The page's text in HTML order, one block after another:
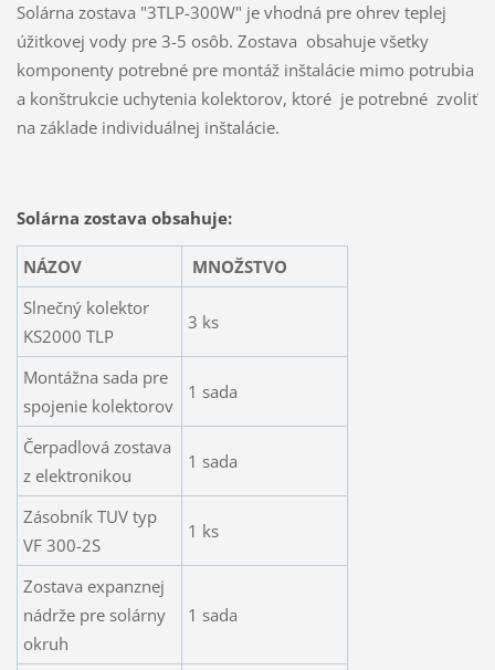
Solárna zostava "3TLP-300W" je vhodná pre ohrev teplej
úžitkovej vody pre 3-5 osôb. Zostava obsahuje všetky
komponenty potrebné pre montáž inštalácie mimo potrubia
a konštrukcie uchytenia kolektorov, ktoré je potrebné zvoliť
na základe individuálnej inštalácie.
Solárna zostava obsahuje:
NÁZOV
MNOŽSTVO
Slnečný kolektor
KS2000 TLP
3 ks
Montážna sada pre
spojenie kolektorov
1 sada
Čerpadlová zostava
z elektronikou
1 sada
Zásobník TUV typ
VF 300-2S
1 ks
Zostava expanznej
nádrže pre solárny
okruh
1 sada